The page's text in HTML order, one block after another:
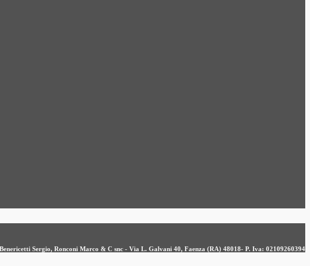
Sergio, Ronconi Marco & C snc - Via L. Galvani 40, Faenza (RA) 48018- P. Iva: 02109260394